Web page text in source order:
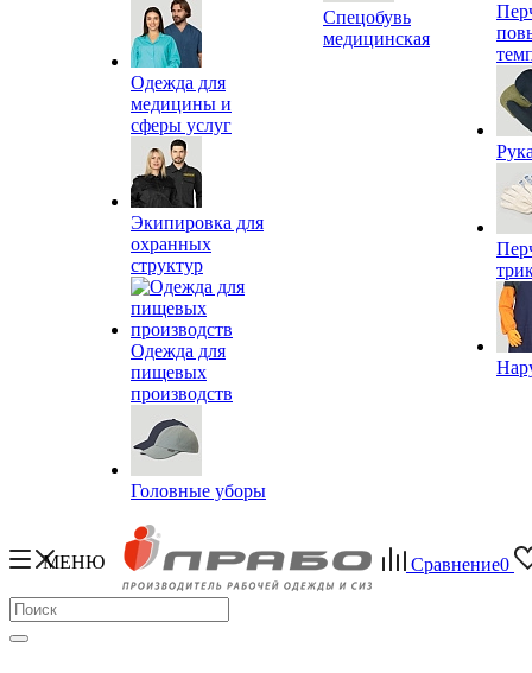
Одежда для
медицины и
сферы услуг
Экипировка для
охранных
структур
Одежда для
пищевых
производств
Головные уборы
Спецобувь
медицинская
МЕНЮ Сравнение0